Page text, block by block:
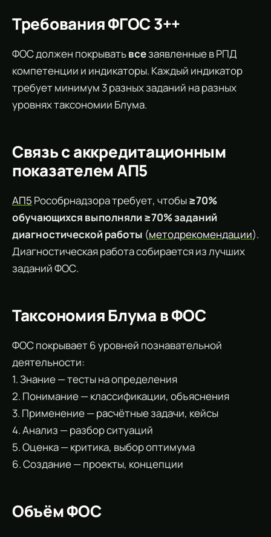
Требования ФГОС 3++
ФОС должен покрыватьвсезаявленные в РПД
компетенции и индикаторы. Каждый индикатор
требует минимум 3 разных заданий на разных
уровнях таксономии Блума.
Связь с аккредитационным
показателем АП5
АП5 Рособрнадзора требует, чтобы≥70%
обучающихся выполняли ≥70% заданий
диагностической работы (методрекомендации).
Диагностическая работа собирается из лучших
заданий ФОС.
Таксономия Блума в ФОС
ФОС покрывает 6 уровней познавательной
деятельности:
1. Знание — тесты на определения
2. Понимание — классификации, объяснения
3. Применение — расчётные задачи, кейсы
4. Анализ — разбор ситуаций
5. Оценка — критика, выбор оптимума
6. Создание — проекты, концепции
Объём ФОС